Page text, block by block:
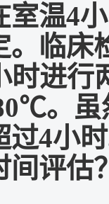
室温4
。临床
时进行
℃。虽
过4小
间评估